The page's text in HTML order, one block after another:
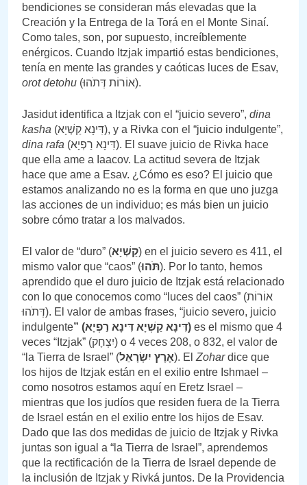
bendiciones se consideran más elevadas que la
Creación y la Entrega de la Torá en el Monte Sinaí.
Como tales, son, por supuesto, increíblemente
enérgicos. Cuando Itzjak impartió estas bendiciones,
tenía en mente las grandes y caóticas luces de Esav,
orot detohu
(אוֹרוֹת דְּתֹהוּ).
Jasidut identifica a Itzjak con el “juicio severo”, dina
kasha
(דִּינָא קַשְׁיָא), y a Rivka con el “juicio indulgente”,
dina rafa (דִּינָא רַפְיָא). El suave juicio de Rivka hace
que ella ame a Iaacov. La actitud severa de Itzjak
hace que ame a Esav. ¿Cómo es eso? El juicio que
estamos analizando no es la forma en que uno juzga
las acciones de un individuo; es más bien un juicio
sobre cómo tratar a los malvados.
El valor de “duro” (קַשְׁיָא) en el juicio severo es 411, el
mismo valor que “caos” (תֹּהוּ). Por lo tanto, hemos
aprendido que el duro juicio de Itzjak está relacionado
con lo que conocemos como “luces del caos” (אוֹרוֹת
דְּתֹהוּ). El valor de ambas frases, “juicio severo, juicio
indulgente” ( דִּינָא קַשְׁיָא דִּינָא רַפְיָא) es el mismo que 4
veces “Itzjak” (יִצְחָק) o 4 veces 208, o 832, el valor de
“la Tierra de Israel” (
אֶרֶץ יִשְׂרָאֵל ). El Zohardice que
los hijos de Itzjak están en el exilio entre Ishmael –
como nosotros estamos aquí en Eretz Israel –
mientras que los judíos que residen fuera de la Tierra
de Israel están en el exilio entre los hijos de Esav.
Dado que las dos medidas de juicio de Itzjak y Rivka
juntas son igual a “la Tierra de Israel”, aprendemos
que la rectificación de la Tierra de Israel depende de
la inclusión de Itzjak y Rivká juntos. De la Providencia